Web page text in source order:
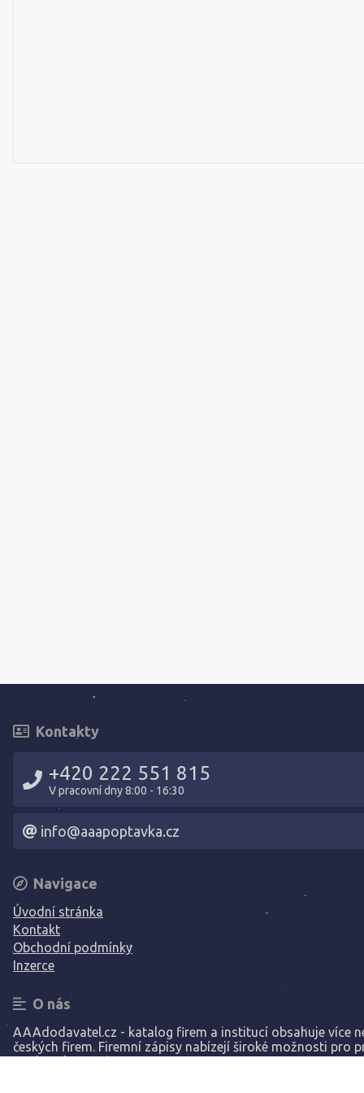
Kontakty
+420 222 551 815
V pracovní dny 8:00 - 16:30
info@aaapoptavka.cz
Navigace
Úvodní stránka
Kontakt
Obchodní podmínky
Inzerce
O nás
AAAdodavatel.cz - katalog firem a institucí obsahuje více
českých firem. Firemní zápisy nabízejí široké možnosti pro
Vaší společnosti.